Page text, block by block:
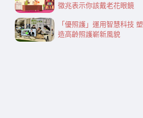
徵兆表示你該戴老花眼鏡
「優照護」運用智慧科技 塑
造高齡照護嶄新風貌